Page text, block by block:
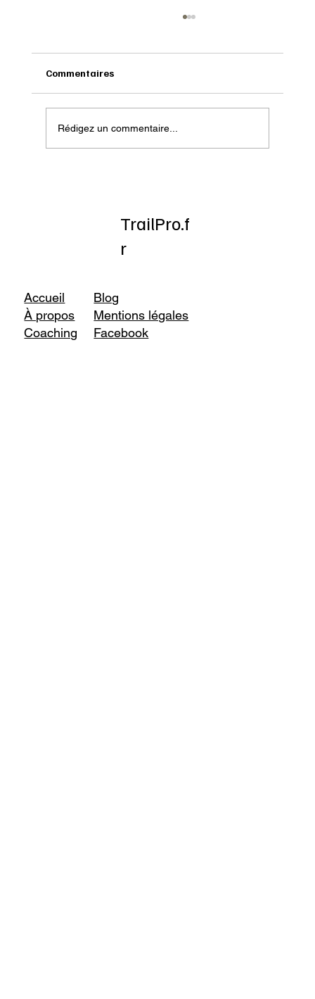
Onatera : Pour affronter l’hiver
Commentaires
Rédigez un commentaire...
TrailPro.f
r
Accueil
À propos
Coaching
Blog
Mentions légales
Facebook